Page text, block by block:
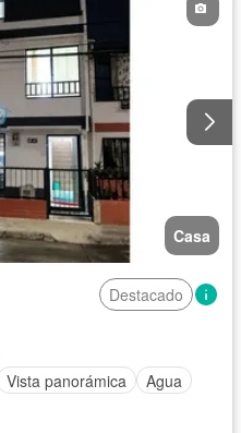
Casa
Destacado
Vista panorámica
Agua